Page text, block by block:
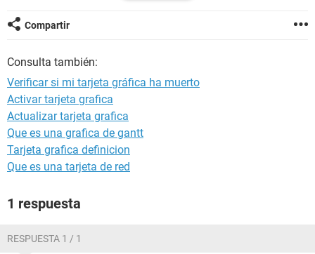
Ahora estoy usando el pc normalmente sin la gráfica,
Windows 7 64-bits, Geforce 9500 gt (removida actualmente),
core 2 duo E8400 3.0 ghz, 4 GB RAM
Compartir
Consulta también:
Verificar si mi tarjeta gráfica ha muerto
Activar tarjeta grafica
Actualizar tarjeta grafica
Que es una grafica de gantt
Tarjeta grafica definicion
Que es una tarjeta de red
1 respuesta
RESPUESTA 1 / 1